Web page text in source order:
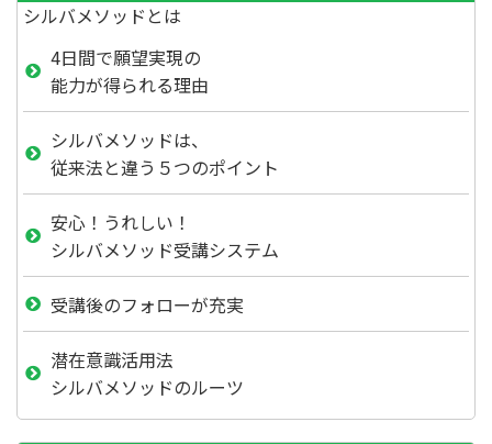
シルバメソッドとは
4日間で願望実現の
能力が得られる理由
シルバメソッドは、
従来法と違う５つのポイント
安心！うれしい！
シルバメソッド受講システム
受講後のフォローが充実
潜在意識活用法
シルバメソッドのルーツ